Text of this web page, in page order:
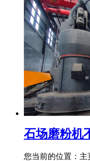
石场磨粉机
您当前的位置：